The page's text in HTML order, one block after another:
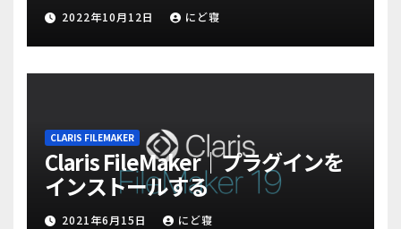
2022年10月12日 にど寝
CLARIS FILEMAKER
Claris FileMaker｜プラグインを
インストールする
2021年6月15日 にど寝